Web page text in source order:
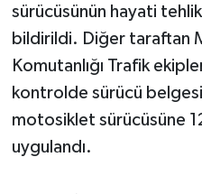
sürücüsünün hayati
bildirildi. Diğer taraftan
Komutanlığı Trafik
kontrolde sürücü
motosiklet sürücüsüne
uygulandı.